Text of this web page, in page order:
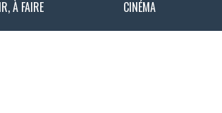
À FAIRE CINÉMA